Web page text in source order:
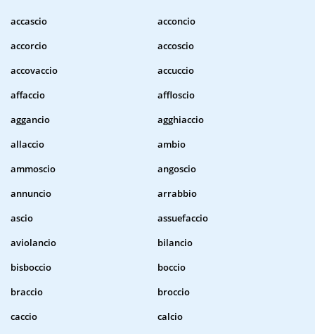
accascio
acconcio
accorcio
accoscio
accovaccio
accuccio
affaccio
affloscio
aggancio
agghiaccio
allaccio
ambio
ammoscio
angoscio
annuncio
arrabbio
ascio
assuefaccio
aviolancio
bilancio
bisboccio
boccio
braccio
broccio
caccio
calcio